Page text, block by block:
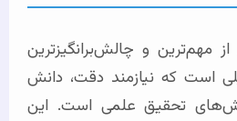
مهم‌ترین و چالش‌برانگیزترین
است که نیازمند دقت، دانش
تحقیق علمی است. این